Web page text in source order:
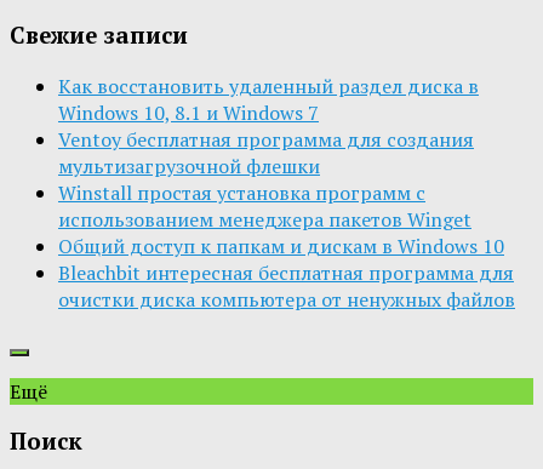
Свежие записи
Как восстановить удаленный раздел диска в
Windows 10, 8.1 и Windows 7
Ventoy бесплатная программа для создания
мультизагрузочной флешки
Winstall простая установка программ с
использованием менеджера пакетов Winget
Общий доступ к папкам и дискам в Windows 10
Bleachbit интересная бесплатная программа для
очистки диска компьютера от ненужных файлов
Ещё
Поиск